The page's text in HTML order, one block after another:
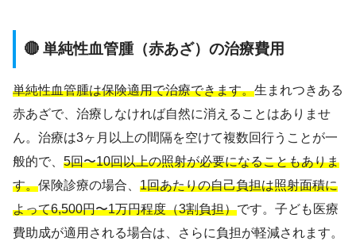
🔴 単純性血管腫（赤あざ）の治療費用
単純性血管腫は保険適用で治療できます。生まれつきある
赤あざで、治療しなければ自然に消えることはありませ
ん。治療は3ヶ月以上の間隔を空けて複数回行うことが一
般的で、 5回〜10回以上の照射が必要になることもありま
す。保険診療の場合、 1回あたりの自己負担は照射面積に
よって6,500円〜1万円程度（3割負担）です。子ども医療
費助成が適用される場合は、さらに負担が軽減されます。